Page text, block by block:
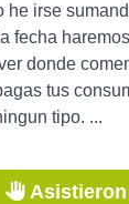
he irse
fecha
donde
tus
tipo. ...
Asistieron